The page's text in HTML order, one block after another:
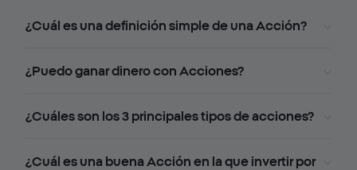
¿Cuál es una definición simple de una Acción?
¿Puedo ganar dinero con Acciones?
¿Cuáles son los 3 principales tipos de acciones?
¿Cuál es una buena Acción en la que invertir por